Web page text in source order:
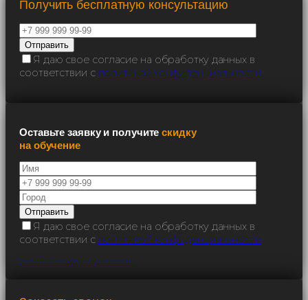
Получить бесплатную консультацию
Я даю свое согласие на обработку данных в
соответствии с политикой конфиденциальности
Оставьте заявку и получитескидку
на обучение
Я даю свое согласие на обработку данных в
соответствии с политикой конфиденциальности
Политика конфиденциальности